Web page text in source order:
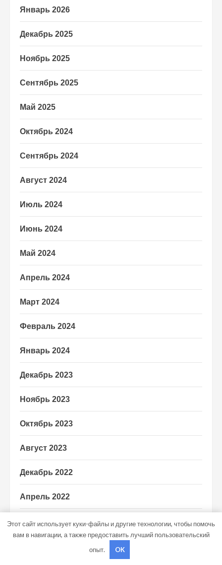
Январь 2026
Декабрь 2025
Ноябрь 2025
Сентябрь 2025
Май 2025
Октябрь 2024
Сентябрь 2024
Август 2024
Июль 2024
Июнь 2024
Май 2024
Апрель 2024
Март 2024
Февраль 2024
Январь 2024
Декабрь 2023
Ноябрь 2023
Октябрь 2023
Август 2023
Декабрь 2022
Апрель 2022
Ноябрь 2018
Этот сайт использует куки-файлы и другие технологии, чтобы помочь
вам в навигации, а также предоставить лучший пользовательский
опыт.
OK